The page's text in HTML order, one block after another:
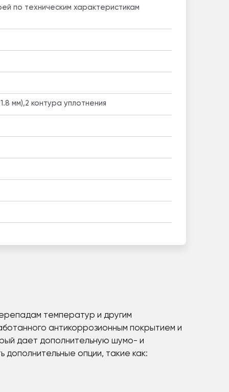
по техническим характеристикам
мм),2 контура уплотнения
температур и другим
антикоррозионным покрытием и
дает дополнительную шумо- и
дополнительные опции, такие как: